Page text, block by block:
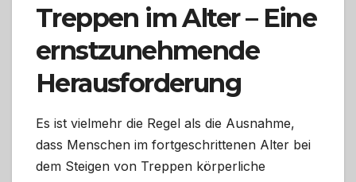
Treppen im Alter – Eine
ernstzunehmende
Herausforderung
Es ist vielmehr die Regel als die Ausnahme,
dass Menschen im fortgeschrittenen Alter bei
dem Steigen von Treppen körperliche